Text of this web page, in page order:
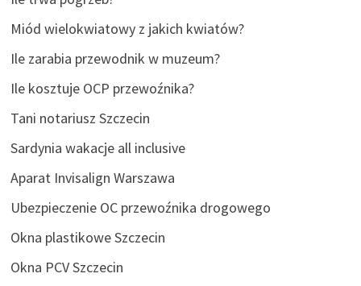
Miód wielokwiatowy z jakich kwiatów?
Ile zarabia przewodnik w muzeum?
Ile kosztuje OCP przewoźnika?
Tani notariusz Szczecin
Sardynia wakacje all inclusive
Aparat Invisalign Warszawa
Ubezpieczenie OC przewoźnika drogowego
Okna plastikowe Szczecin
Okna PCV Szczecin